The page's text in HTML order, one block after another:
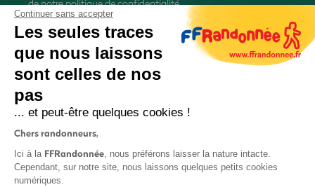
denotre politique de confidentialité
Continuer sans accepter
Les seules traces
que nous laissons
sont celles de nos
pas
... et peut-être quelques cookies !
Chers randonneurs,
Ici à la FFRandonnée, nous préférons laisser la nature intacte.
Cependant, sur notre site, nous laissons quelques petits cookies
numériques.